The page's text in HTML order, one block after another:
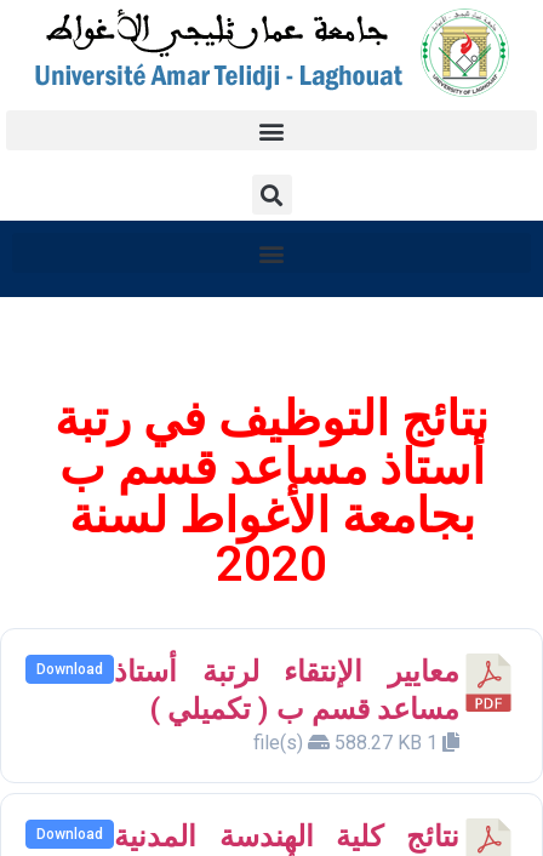
نتائج التوظيف في رتبة
أستاذ مساعد قسم ب
بجامعة الأغواط لسنة
2020
معايير الإنتقاء لرتبة أستاذ
مساعد قسم ب ( تكميلي )
588.27 KB
Download
نتائج كلية الهندسة المدنية
Download